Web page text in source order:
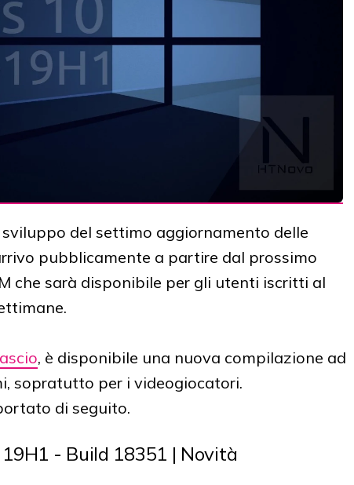
del settimo aggiornamento delle
pubblicamente a partire dal prossimo
che sarà disponibile per gli utenti iscritti al
, è disponibile una nuova compilazione ad
sopratutto per i videogiocatori.
di seguito.
- Build 18351 | Novità